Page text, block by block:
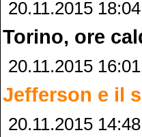
20.11.2015
Torino, ore
20.11.2015
Jefferson e il
20.11.2015